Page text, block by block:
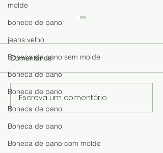
molde
boneco de pano
jeans velho
Boneca de pano sem molde
boneca de pano
Boneca de pano
Boneca de pano
Boneca de pano
Boneca de pano com molde
Boneca de Meia Fácil de
Fazer: Aprenda o Passo a
Passo e Descubra Como
Comentários
Escreva um comentário